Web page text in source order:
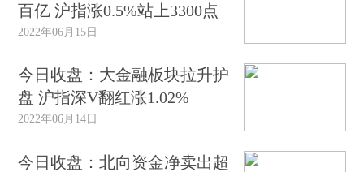
百亿 沪指涨0.5%站上3300点
2022年06月15日
今日收盘：大金融板块拉升护
盘 沪指深V翻红涨1.02%
2022年06月14日
今日收盘：北向资金净卖出超